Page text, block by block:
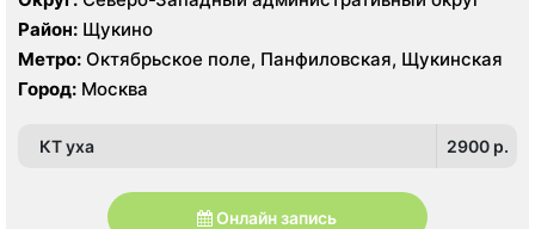
Sonoace X8
Район: Щукино
Метро: Октябрьское поле, Панфиловская, Щукинская
Город: Москва
КТ уха 2900 p.
Онлайн запись